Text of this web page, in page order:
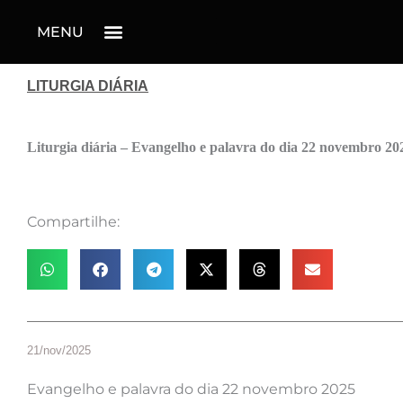
MENU
LITURGIA DIÁRIA
Liturgia diária – Evangelho e palavra do dia 22 novembro
Compartilhe:
21/nov/2025
Evangelho e palavra do dia 22 novembro 2025